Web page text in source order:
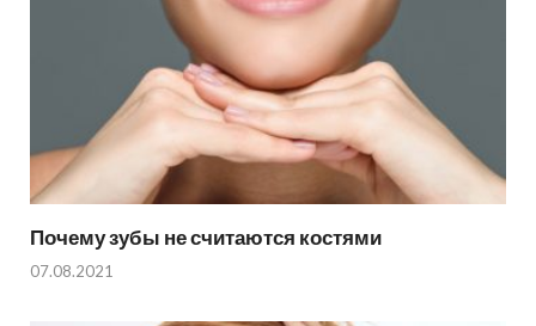
Почему зубы не считаются костями
07.08.2021